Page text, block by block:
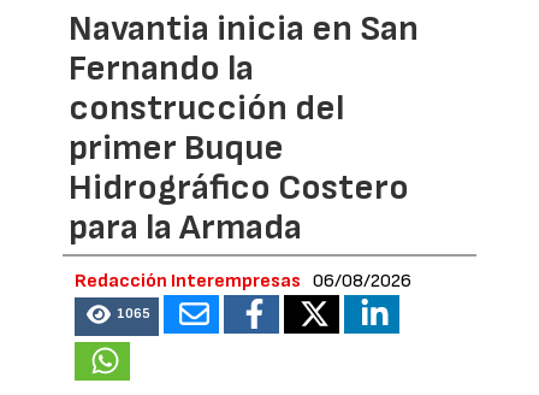
Navantia inicia en San
Fernando la
construcción del
primer Buque
Hidrográfico Costero
para la Armada
Redacción Interempresas 06/08/2026
1065